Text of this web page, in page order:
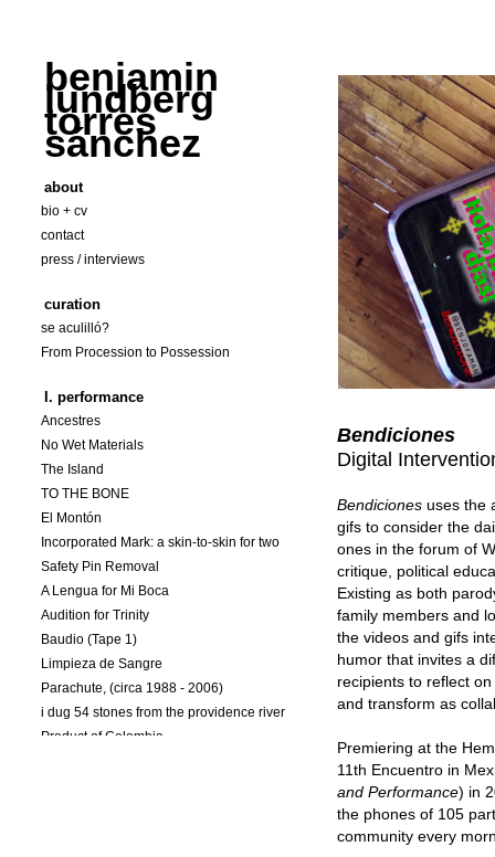
benjamin
lundberg
torres
sánchez
about
bio + cv
contact
press / interviews
curation
se aculilló?
From Procession to Possession
I. performance
Ancestres
No Wet Materials
The Island
TO THE BONE
El Montón
Incorporated Mark: a skin-to-skin for two
Safety Pin Removal
A Lengua for Mi Boca
Audition for Trinity
Baudio (Tape 1)
Limpieza de Sangre
Parachute, (circa 1988 - 2006)
i dug 54 stones from the providence river
Product of Colombia
Bendiciones
Digital
Bendiciones uses the
gifs to consider the
ones in the forum of
critique, political
Existing as both
family members and
the videos and gifs
humor that invites a
recipients to reflect
and transform as
Premiering at the
11th Encuentro in
and Performance) in
the phones of 105
community every